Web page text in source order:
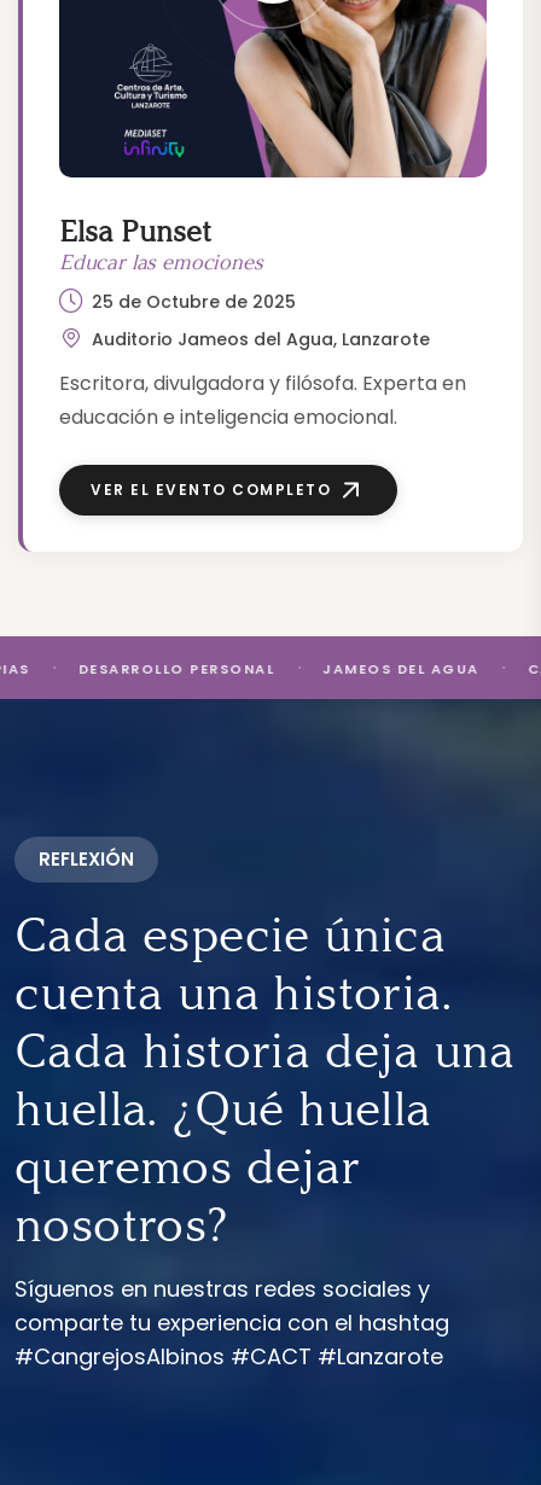
Elsa Punset
Educar las emociones
25 de Octubre de 2025
Auditorio Jameos del Agua, Lanzarote
Escritora, divulgadora y filósofa. Experta en
educación e inteligencia emocional.
VER EL EVENTO COMPLETO
DESARROLLO PERSONAL JAMEOS DEL AGUA CACT
REFLEXIÓN
Cada especie única
cuenta una historia.
Cada historia deja una
huella. ¿Qué huella
queremos dejar
nosotros?
Síguenos en nuestras redes sociales y
comparte tu experiencia con el hashtag
#CangrejosAlbinos #CACT #Lanzarote